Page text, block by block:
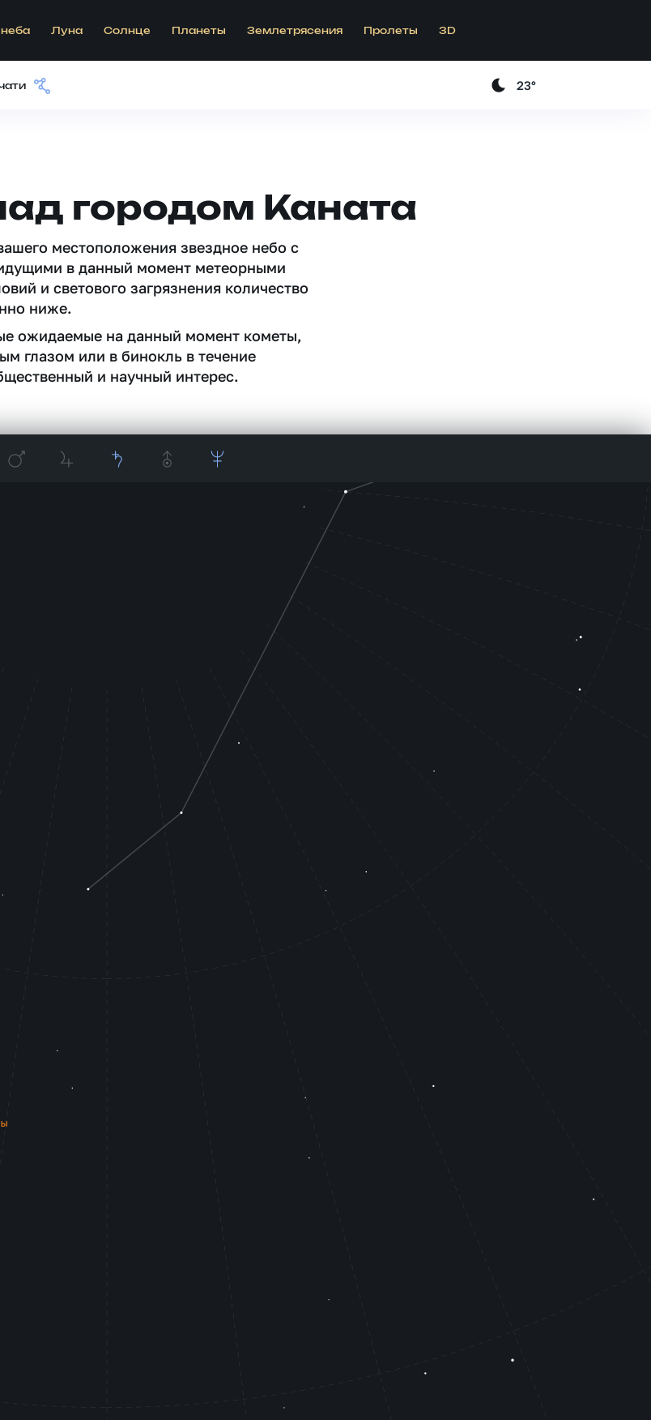
неба Луна Солнце Планеты Землетрясения Пролеты 3D
23°
городом Каната
местоположения звездное небо c
в данный момент метеорными
и светового загрязнения количество
ниже.
ожидаемые на данный момент кометы,
глазом или в бинокль в течение
и научный интерес.